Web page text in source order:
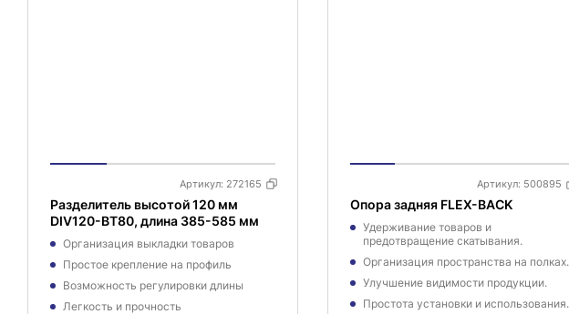
Артикул: 272165
Разделитель высотой 120 мм
DIV120-BT80, длина 385-585 мм
Организация выкладки товаров
Простое крепление на профиль
Возможность регулировки длины
Легкость и прочность
Артикул: 500895
Опора задняя FLEX-BACK
Удерживание товаров и
предотвращение скатывания.
Организация пространства на полках.
Улучшение видимости продукции.
Простота установки и использования.